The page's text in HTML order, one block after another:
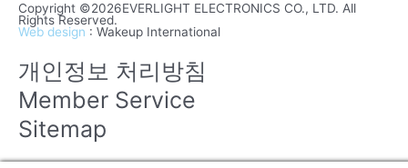
Copyright ©2026EVERLIGHT ELECTRONICS CO., LTD. All
Rights Reserved.
Web design : Wakeup International
개인정보 처리방침
Member Service
Sitemap